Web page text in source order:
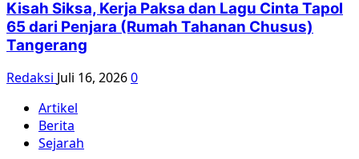
Kisah Siksa, Kerja Paksa dan Lagu Cinta Tapol
65 dari Penjara (Rumah Tahanan Chusus)
Tangerang
Redaksi Juli 16, 20260
Artikel
Berita
Sejarah